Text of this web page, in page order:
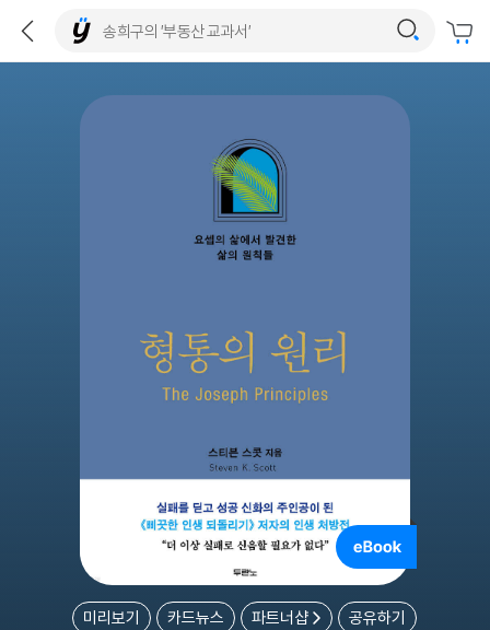
미리보기 카드뉴스 파트너샵 공유하기